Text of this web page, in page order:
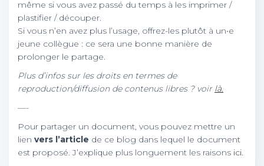
même si vous avez passé du temps à les imprimer /
plastifier / découper.
Si vous n’en avez plus l’usage, offrez-les plutôt à un•e
jeune collègue : ce sera une bonne manière de
prolonger le partage.
Plus d’infos sur les droits en termes de
reproduction/diffusion de contenus libres ? voir là.
—-
Pour partager un document, vous pouvez mettre un
lien vers l’article de ce blog dans lequel le document
est proposé. J’explique plus longuement les raisons ici.